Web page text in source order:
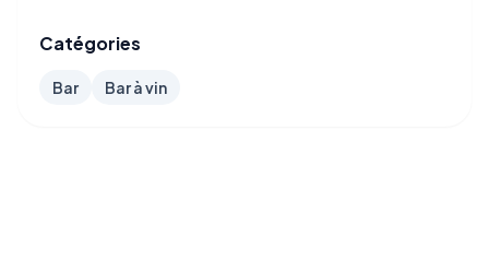
Catégories
Bar Bar à vin